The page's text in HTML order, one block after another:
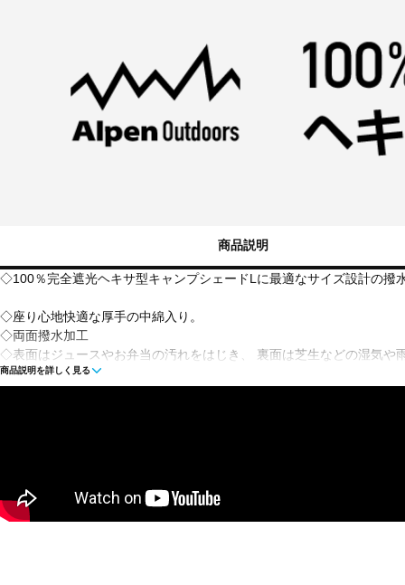
商品説明
◇100％完全遮光ヘキサ型キャンプシェードLに最適なサイズ設計の撥
◇座り心地快適な厚手の中綿入り。
◇両面撥水加工
◇表面はジュースやお弁当の汚れをはじき、 裏面は芝生などの湿気や
◇キャンプにおすすめの大型サイズ。
■使用時サイズ：320×280cm
■重量：2.3kg
商品説明を詳しく見る